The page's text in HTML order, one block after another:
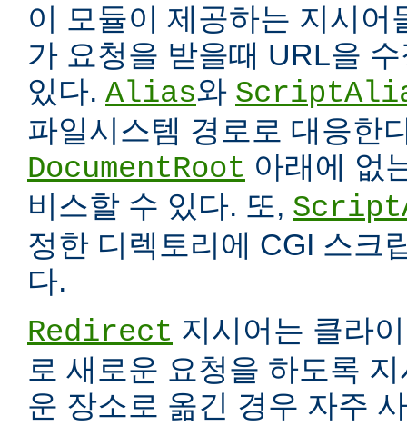
이 모듈이 제공하는 지시어
가 요청을 받을때 URL을
있다. Alias와
파일시스템 경로로 대응한
DocumentRoot 아래에 없
비스할 수 있다. 또,
정한 디렉토리에 CGI 스크
다.
Redirect 지시어는 클라
로 새로운 요청을 하도록
운 장소로 옮긴 경우 자주